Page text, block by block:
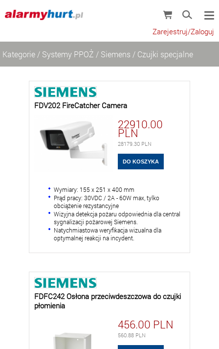
Zarejestruj/Zaloguj
Kategorie / Systemy PPOŻ / Siemens / Czujki specjalne
FDV202 FireCatcher Camera
22910.00
PLN
28179.30 PLN
Wymiary: 155 x 251 x 400 mm
Prąd pracy: 30VDC / 2A - 60W max, tylko
obciążenie rezystancyjne
Wizyjna detekcja pożaru odpowiednia dla central
sygnalizacji pożarowej Siemens.
Natychmiastowa weryfikacja wizualna dla
optymalnej reakcji na incydent.
FDFC242 Osłona przeciwdeszczowa do czujki
płomienia
456.00 PLN
560.88 PLN